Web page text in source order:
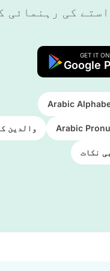
کی رہنمائی
GET IT ON
Google
Arabic
Arabic والدین
نکات